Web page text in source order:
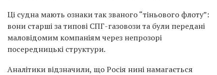
Ці судна мають ознаки так званого “тіньового флоту”:
вони старші за типові СПГ-газовози та були передані
маловідомим компаніям через непрозорі
посередницькі структури.
Аналітики відзначили, що Росія нині намагається